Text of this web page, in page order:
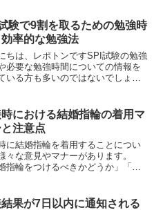
しかし、「TOEIC 600点を取得す
に...
験で9割を取るための勉強時
効率的な勉強法
ちは、レポトンですSPI試験の勉強
必要な勉強時間についての情報を
いる方も多いのではないでしょう
かりやすく解説します！レポトン
事は次のよ...
における結婚指輪の着用マ
注意点
に結婚指輪を着用することについ
々な意見やマナーがあります。
指輪をつけるべきかどうか」「周
る結婚指輪の着用マナーと注意点
果が7日以内に通知される